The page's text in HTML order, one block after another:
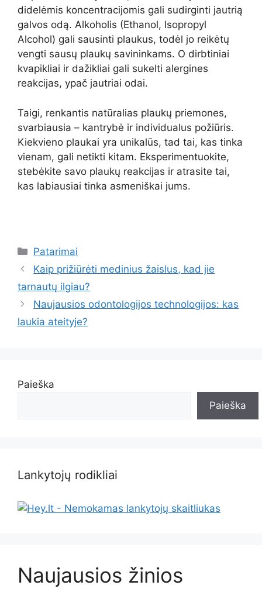
didelėmis koncentracijomis gali sudirginti jautrią
galvos odą. Alkoholis (Ethanol, Isopropyl
Alcohol) gali sausinti plaukus, todėl jo reikėtų
vengti sausų plaukų savininkams. O dirbtiniai
kvapikliai ir dažikliai gali sukelti alergines
reakcijas, ypač jautriai odai.
Taigi, renkantis natūralias plaukų priemones,
svarbiausia – kantrybė ir individualus požiūris.
Kiekvieno plaukai yra unikalūs, tad tai, kas tinka
vienam, gali netikti kitam. Eksperimentuokite,
stebėkite savo plaukų reakcijas ir atrasite tai,
kas labiausiai tinka asmeniškai jums.
Kategorijos
Patarimai
Kaip prižiūrėti medinius žaislus, kad jie
tarnautų ilgiau?
Naujausios odontologijos technologijos: kas
laukia ateityje?
Paieška
Paieška
Lankytojų rodikliai
Naujausios žinios